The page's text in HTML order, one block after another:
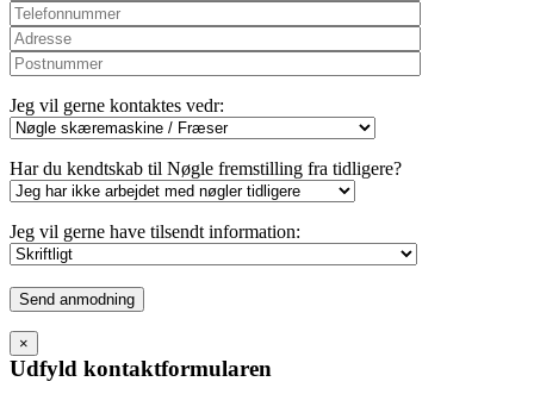
Jeg vil gerne kontaktes vedr:
Har du kendtskab til Nøgle fremstilling fra tidligere?
Jeg vil gerne have tilsendt information:
Please
leave
this
field
empty.
×
Udfyld kontaktformularen